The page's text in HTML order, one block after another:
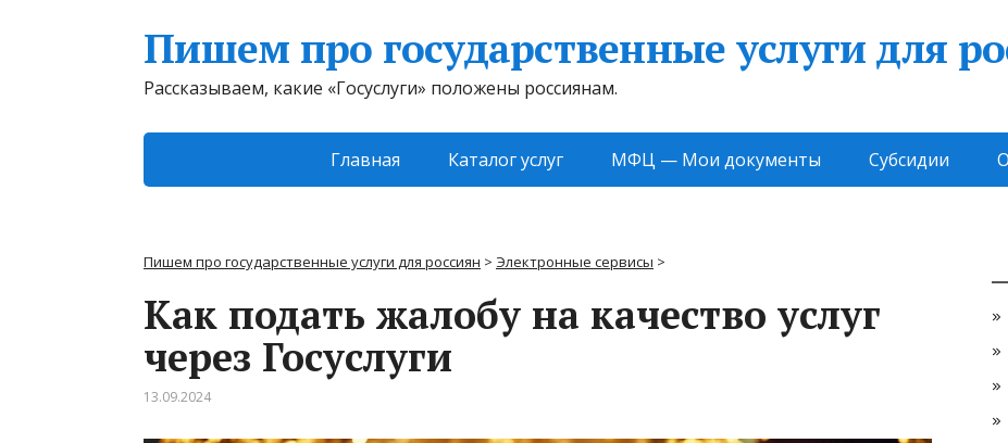
Пишем про государственные услуги для
Рассказываем, какие «Госуслуги» положены россиянам.
Главная Каталог услуг МФЦ — Мои документы Субсидии
Пишем про государственные услуги для россиян > Электронные сервисы >
Как подать жалобу на качество услуг
через Госуслуги
13.09.2024